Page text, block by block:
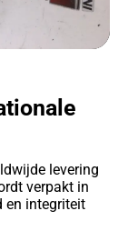
levering
verpakt in
en integriteit